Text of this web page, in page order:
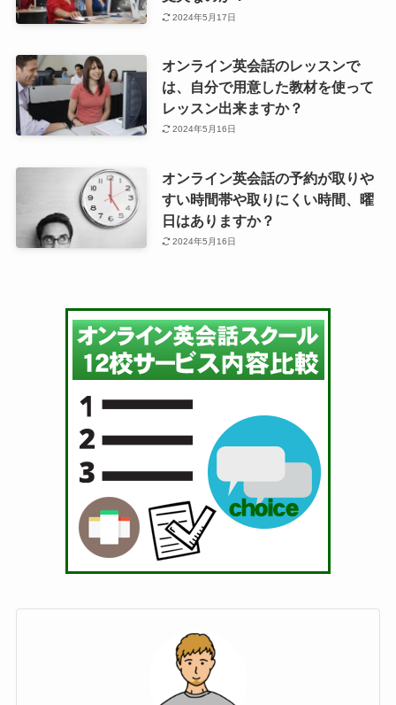
2024年5月17日
オンライン英会話のレッスンで
は、自分で用意した教材を使って
レッスン出来ますか？
2024年5月16日
オンライン英会話の予約が取りや
すい時間帯や取りにくい時間、曜
日はありますか？
2024年5月16日